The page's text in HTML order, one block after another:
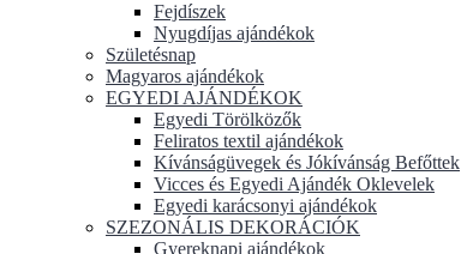
Fejdíszek
Nyugdíjas ajándékok
Születésnap
Magyaros ajándékok
EGYEDI AJÁNDÉKOK
Egyedi Törölközők
Feliratos textil ajándékok
Kívánságüvegek és Jókívánság Befőttek
Vicces és Egyedi Ajándék Oklevelek
Egyedi karácsonyi ajándékok
SZEZONÁLIS DEKORÁCIÓK
Gyereknapi ajándékok